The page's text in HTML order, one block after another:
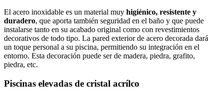
El acero inoxidable es un material muy higiénico, resistente y
duradero, que aporta también seguridad en el baño y que puede
instalarse tanto en su acabado original como con revestimientos
decorativos de todo tipo. La pared exterior de acero decorada dará
un toque personal a su piscina, permitiendo su integración en el
entorno. Esta decoración puede ser de madera, piedra, grafito,
piedra, etc.
Piscinas elevadas de cristal acrílco